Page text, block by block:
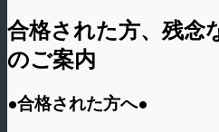
合格された方、残念
のご案内
●合格された方へ●